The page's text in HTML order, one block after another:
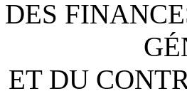
DES
ET DU